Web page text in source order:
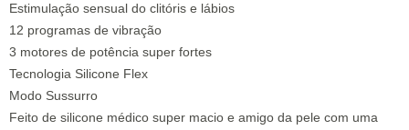
Estimulação sensual do clitóris e lábios
12 programas de vibração
3 motores de potência super fortes
Tecnologia Silicone Flex
Modo Sussurro
Feito de silicone médico super macio e amigo da pele com uma